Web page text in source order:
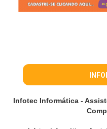
Infotec Informática -